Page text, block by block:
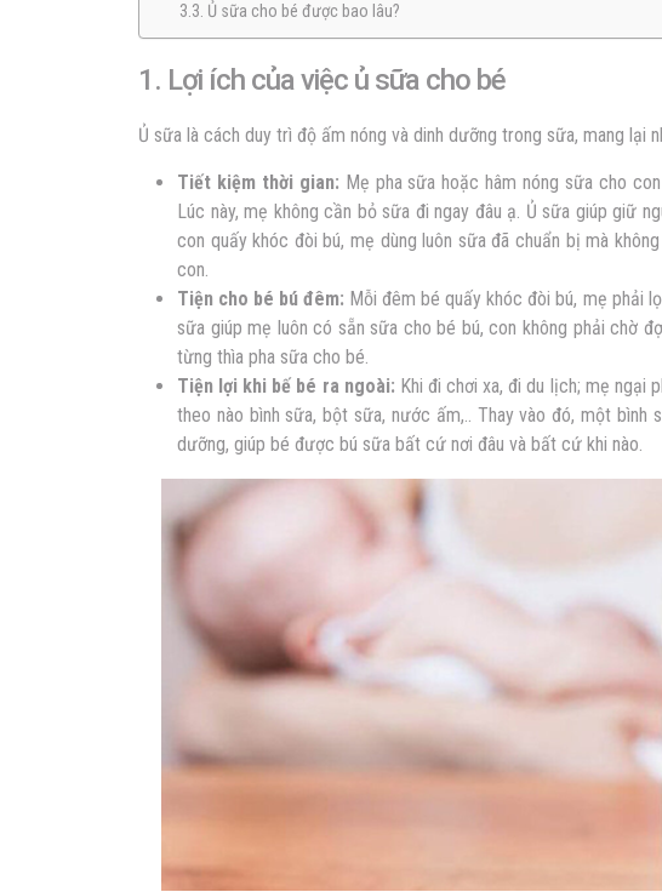
3.3. Ủ sữa cho bé được bao lâu?
1. Lợi ích của việc ủ sữa cho bé
Ủ sữa là cách duy trì độ ấm nóng và dinh dưỡng trong sữa, mang lại
Tiết kiệm thời gian: Mẹ pha sữa hoặc hâm nóng sữa cho
Lúc này, mẹ không cần bỏ sữa đi ngay đâu ạ. Ủ sữa giúp giữ
con quấy khóc đòi bú, mẹ dùng luôn sữa đã chuẩn bị mà
con.
Tiện cho bé bú đêm: Mỗi đêm bé quấy khóc đòi bú, mẹ phải
sữa giúp mẹ luôn có sẵn sữa cho bé bú, con không phải chờ
từng thìa pha sữa cho bé.
Tiện lợi khi bế bé ra ngoài: Khi đi chơi xa, đi du lịch; mẹ ngại
theo nào bình sữa, bột sữa, nước ấm,.. Thay vào đó, một bình
dưỡng, giúp bé được bú sữa bất cứ nơi đâu và bất cứ khi nào.